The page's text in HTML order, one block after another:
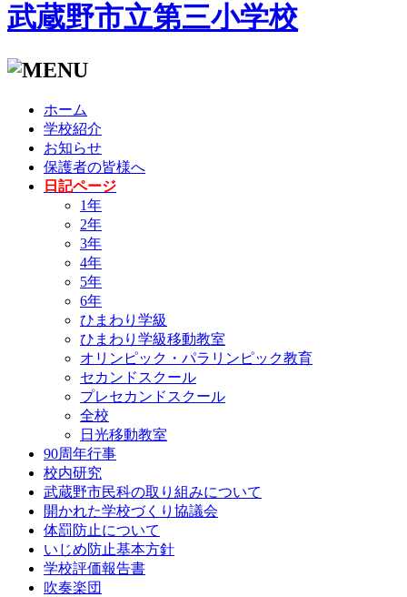
武蔵野市立第三小学校
ホーム
学校紹介
お知らせ
保護者の皆様へ
日記ページ
1年
2年
3年
4年
5年
6年
ひまわり学級
ひまわり学級移動教室
オリンピック・パラリンピック教育
セカンドスクール
プレセカンドスクール
全校
日光移動教室
90周年行事
校内研究
武蔵野市民科の取り組みについて
開かれた学校づくり協議会
体罰防止について
いじめ防止基本方針
学校評価報告書
吹奏楽団